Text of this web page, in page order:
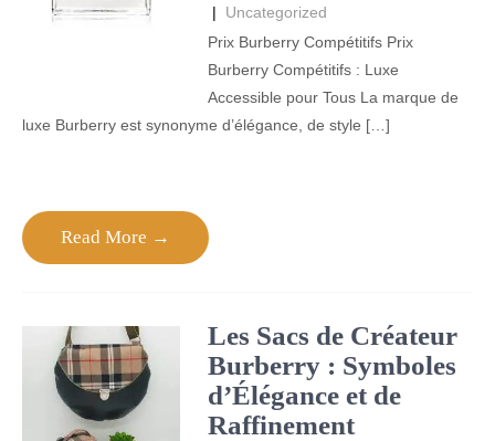
| Uncategorized
Prix Burberry Compétitifs Prix
Burberry Compétitifs : Luxe
Accessible pour Tous La marque de
luxe Burberry est synonyme d’élégance, de style […]
Read More →
Les Sacs de Créateur
Burberry : Symboles
d’Élégance et de
Raffinement